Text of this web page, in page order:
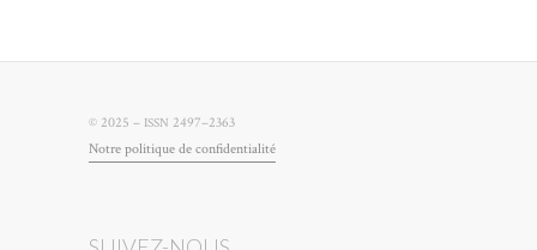
© 2025 – ISSN 2497–2363
Notre poli­tique de confidentialité